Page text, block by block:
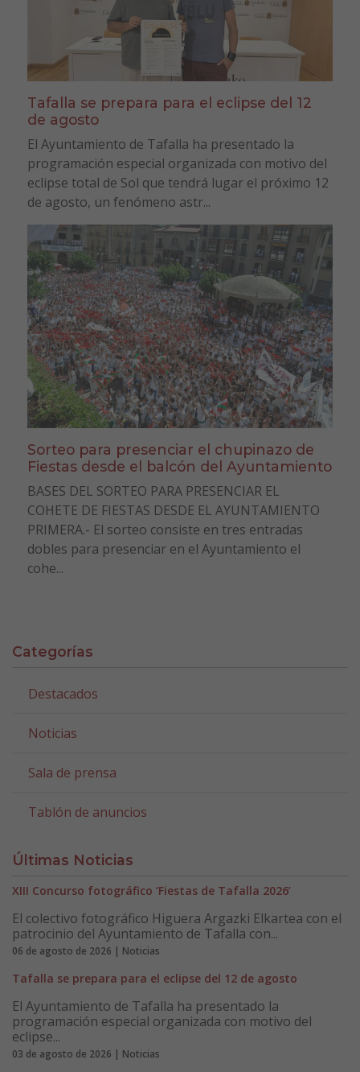
Tafalla se prepara para el eclipse del 12
de agosto
El Ayuntamiento de Tafalla ha presentado la
programación especial organizada con motivo del
eclipse total de Sol que tendrá lugar el próximo 12
de agosto, un fenómeno astr...
Sorteo para presenciar el chupinazo de
Fiestas desde el balcón del Ayuntamiento
BASES DEL SORTEO PARA PRESENCIAR EL
COHETE DE FIESTAS DESDE EL AYUNTAMIENTO
PRIMERA.- El sorteo consiste en tres entradas
dobles para presenciar en el Ayuntamiento el
cohe...
Categorías
Destacados
Noticias
Sala de prensa
Tablón de anuncios
Últimas Noticias
XIII Concurso fotográfico ‘Fiestas de Tafalla 2026’
El colectivo fotográfico Higuera Argazki Elkartea con el
patrocinio del Ayuntamiento de Tafalla con...
06 de agosto de 2026 | Noticias
Tafalla se prepara para el eclipse del 12 de agosto
El Ayuntamiento de Tafalla ha presentado la
programación especial organizada con motivo del
eclipse...
03 de agosto de 2026 | Noticias